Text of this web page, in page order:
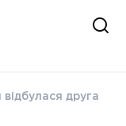
відбулася друга